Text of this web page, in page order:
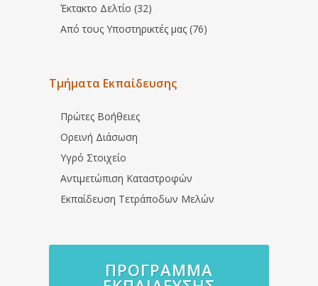
Έκτακτο Δελτίο (32)
Από τους Υποστηρικτές μας (76)
Τμήματα Εκπαίδευσης
Πρώτες Βοήθειες
Ορεινή Διάσωση
Υγρό Στοιχείο
Αντιμετώπιση Καταστροφών
Εκπαίδευση Τετράποδων Μελών
ΠΡΌΓΡΑΜΜΑ